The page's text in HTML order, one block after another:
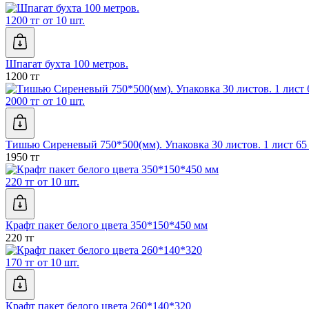
1200 тг от 10 шт.
Шпагат бухта 100 метров.
1200 тг
2000 тг от 10 шт.
Тишью Сиреневый 750*500(мм). Упаковка 30 листов. 1 лист 65
1950 тг
220 тг от 10 шт.
Крафт пакет белого цвета 350*150*450 мм
220 тг
170 тг от 10 шт.
Крафт пакет белого цвета 260*140*320